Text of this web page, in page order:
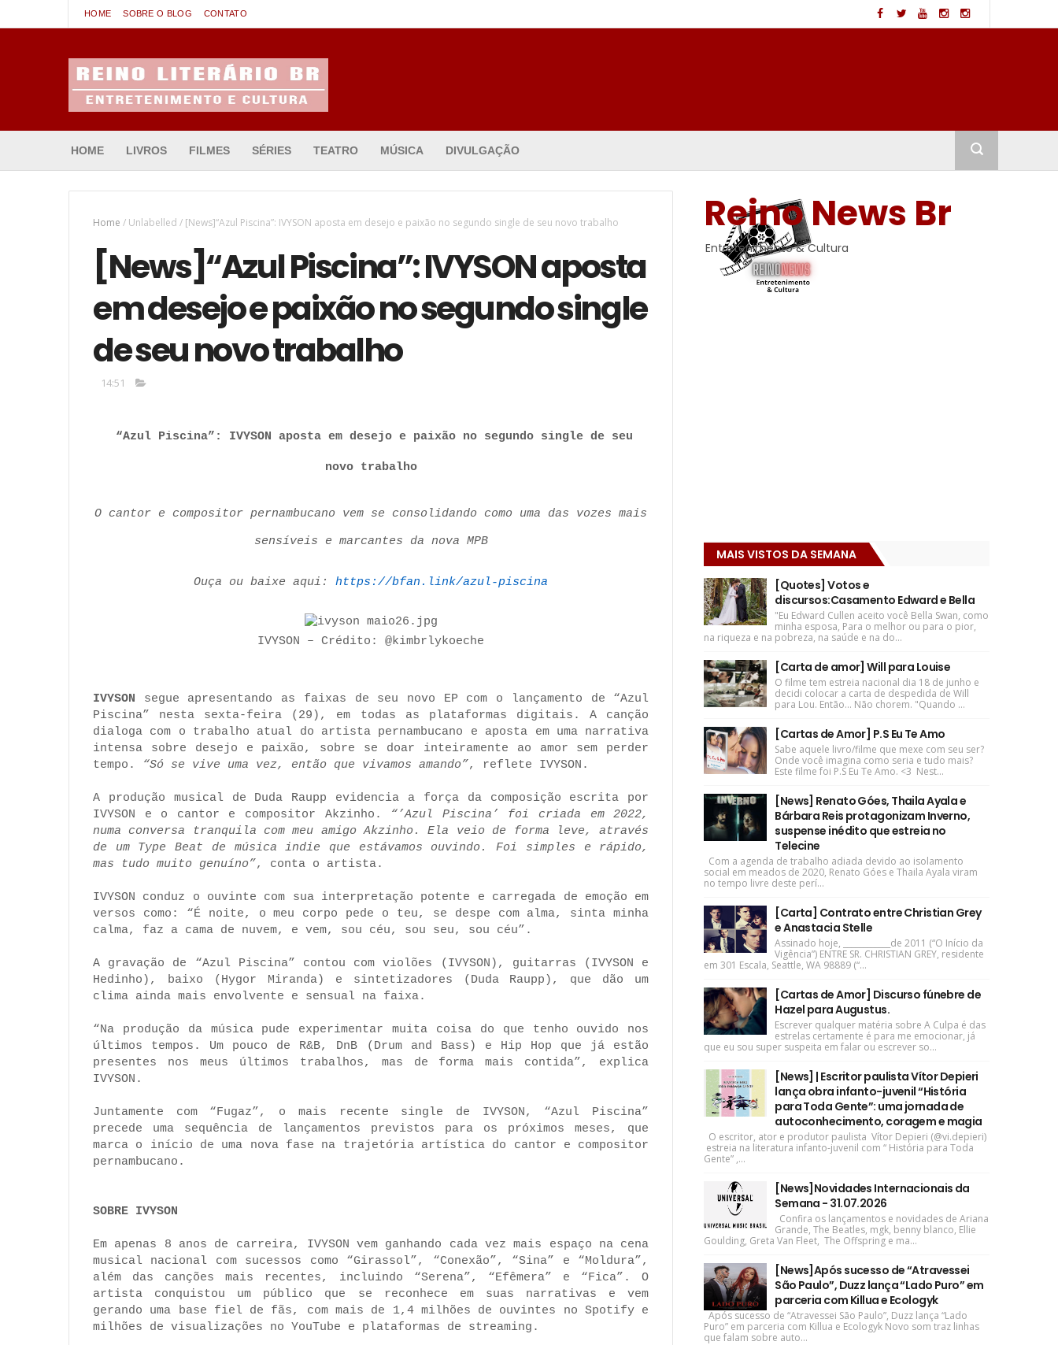
HOME SOBRE O BLOG CONTATO
HOME LIVROS FILMES SÉRIES TEATRO MÚSICA DIVULGAÇÃO
Home / Unlabelled / [News]“Azul Piscina”: IVYSON aposta em desejo e paixão no segundo single de seu novo trabalho
[News]“Azul Piscina”: IVYSON aposta
em desejo e paixão no segundo single
de seu novo trabalho
14:51
“Azul Piscina”: IVYSON aposta em desejo e paixão no segundo single de seu
novo trabalho
O cantor e compositor pernambucano vem se consolidando como uma das vozes mais
sensíveis e marcantes da nova MPB
Ouça ou baixe aqui:https://bfan.link/azul-piscina
IVYSON – Crédito: @kimbrlykoeche
IVYSON segue apresentando as faixas de seu novo EP com o lançamento de “Azul
Piscina” nesta sexta-feira (29), em todas as plataformas digitais. A canção
dialoga com o trabalho atual do artista pernambucano e aposta em uma narrativa
intensa sobre desejo e paixão, sobre se doar inteiramente ao amor sem perder
tempo.
“Só se vive uma vez, então que vivamos amando”, reflete IVYSON.
A produção musical de Duda Raupp evidencia a força da composição escrita por
IVYSON e o cantor e compositor Akzinho.
“’Azul Piscina’ foi criada em 2022,
numa conversa tranquila com meu amigo Akzinho. Ela veio de forma leve, através
de um Type Beat de música indie que estávamos ouvindo. Foi simples e rápido,
mas tudo muito genuíno”, conta o artista.
IVYSON conduz o ouvinte com sua interpretação potente e carregada de emoção em
versos como: “É noite, o meu corpo pede o teu, se despe com alma, sinta minha
calma, faz a cama de nuvem, e vem, sou céu, sou seu, sou céu”.
A gravação de “Azul Piscina” contou com violões (IVYSON), guitarras (IVYSON e
Hedinho), baixo (Hygor Miranda) e sintetizadores (Duda Raupp), que dão um
clima ainda mais envolvente e sensual na faixa.
“Na produção da música pude experimentar muita coisa do que tenho ouvido nos
últimos tempos. Um pouco de R&B, DnB (Drum and Bass) e Hip Hop que já estão
presentes nos meus últimos trabalhos, mas de forma mais contida”, explica
IVYSON.
Juntamente com “Fugaz”, o mais recente single de IVYSON, “Azul Piscina”
precede uma sequência de lançamentos previstos para os próximos meses, que
marca o início de uma nova fase na trajetória artística do cantor e compositor
pernambucano.
SOBRE IVYSON
Em apenas 8 anos de carreira, IVYSON vem ganhando cada vez mais espaço na cena
musical nacional com sucessos como “Girassol”, “Conexão”, “Sina” e “Moldura”,
além das canções mais recentes, incluindo “Serena”, “Efêmera” e “Fica”. O
artista conquistou um público que se reconhece em suas narrativas e vem
gerando uma base fiel de fãs, com mais de 1,4 milhões de ouvintes no Spotify e
milhões de visualizações no YouTube e plataformas de streaming.
Reino News Br
Entretenimento & Cultura
MAIS VISTOS DA SEMANA
[Quotes] Votos e
discursos:Casamento Edward e Bella
"Eu Edward Cullen aceito você Bella Swan, como
minha esposa, Para o melhor ou para o pior,
na riqueza e na pobreza, na saúde e na do...
[Carta de amor] Will para Louise
O filme tem estreia nacional dia 18 de junho e
decidi colocar a carta de despedida de Will
para Lou. Então... Não chorem. "Quando ...
[Cartas de Amor] P.S Eu Te Amo
Sabe aquele livro/filme que mexe com seu ser?
Onde você imagina como seria e tudo mais?
Este filme foi P.S Eu Te Amo. <3 Nest...
[News] Renato Góes, Thaila Ayala e
Bárbara Reis protagonizam Inverno,
suspense inédito que estreia no
Telecine
Com a agenda de trabalho adiada devido ao isolamento
social em meados de 2020, Renato Góes e Thaila Ayala viram
no tempo livre deste perí...
[Carta] Contrato entre Christian Grey
e Anastacia Stelle
Assinado hoje, ____________de 2011 (“O Início da
Vigência”) ENTRE SR. CHRISTIAN GREY, residente
em 301 Escala, Seattle, WA 98889 (“...
[Cartas de Amor] Discurso fúnebre de
Hazel para Augustus.
Escrever qualquer matéria sobre A Culpa é das
estrelas certamente é para me emocionar, já
que eu sou super suspeita em falar ou escrever so...
[News] | Escritor paulista Vítor Depieri
lança obra infanto-juvenil “História
para Toda Gente”: uma jornada de
autoconhecimento, coragem e magia
O escritor, ator e produtor paulista Vítor Depieri (@vi.depieri)
estreia na literatura infanto-juvenil com “ História para Toda
Gente” ,...
[News]Novidades Internacionais da
Semana - 31.07.2026
Confira os lançamentos e novidades de Ariana
Grande, The Beatles, mgk, benny blanco, Ellie
Goulding, Greta Van Fleet, The Offspring e ma...
[News]Após sucesso de “Atravessei
São Paulo”, Duzz lança “Lado Puro” em
parceria com Killua e Ecologyk
Após sucesso de “Atravessei São Paulo”, Duzz lança “Lado
Puro” em parceria com Killua e Ecologyk Novo som traz linhas
que falam sobre auto...